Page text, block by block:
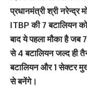
प्रधानमंत्री श्री नरेन्द्र
ITBP की 7 बटालियन
बाद ये पहला मौका है जब
से 4 बटालियन जल्द ही
बटालियन और 1 सेक्टर
से बनेंगे।